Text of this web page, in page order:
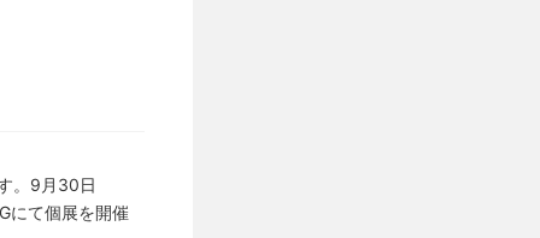
。9月30日
にて個展を開催